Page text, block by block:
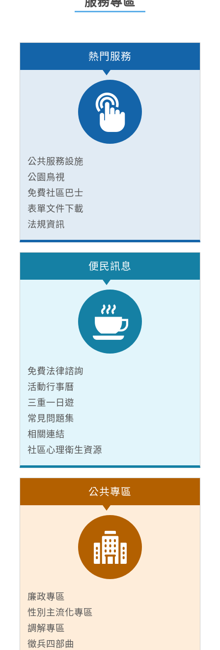
熱門服務
公共服務設施
公園鳥視
免費社區巴士
表單文件下載
法規資訊
便民訊息
免費法律諮詢
活動行事曆
三重一日遊
常見問題集
相關連結
社區心理衛生資源
公共專區
廉政專區
性別主流化專區
調解專區
徵兵四部曲